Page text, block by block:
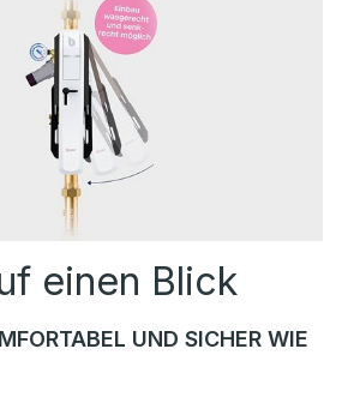
einen Blick
UND SICHER WIE